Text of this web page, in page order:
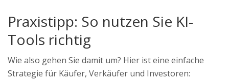
Praxistipp: So nutzen Sie KI-
Tools richtig
Wie also gehen Sie damit um? Hier ist eine einfache
Strategie für Käufer, Verkäufer und Investoren: